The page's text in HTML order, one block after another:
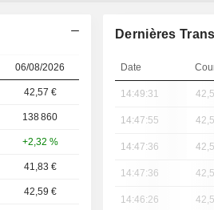
06/08/2026
42,57 €
138 860
+2,32 %
41,83 €
42,59 €
Dernières
Date
14:49:31
14:47:55
14:47:36
14:47:36
14:46:26